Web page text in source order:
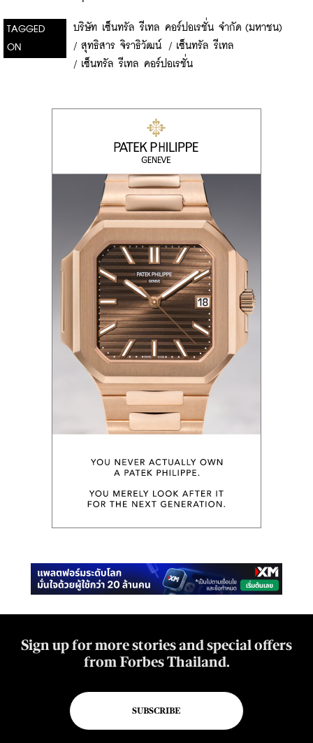
TAGGED
ON
บริษัท เซ็นทรัล รีเทล คอร์ปอเรชั่น จำกัด (มหาชน)
/ สุทธิสาร จิราธิวัฒน์ / เซ็นทรัล รีเทล
/ เซ็นทรัล รีเทล คอร์ปอเรชั่น
Sign up for more stories and special offers
from Forbes Thailand.
SUBSCRIBE